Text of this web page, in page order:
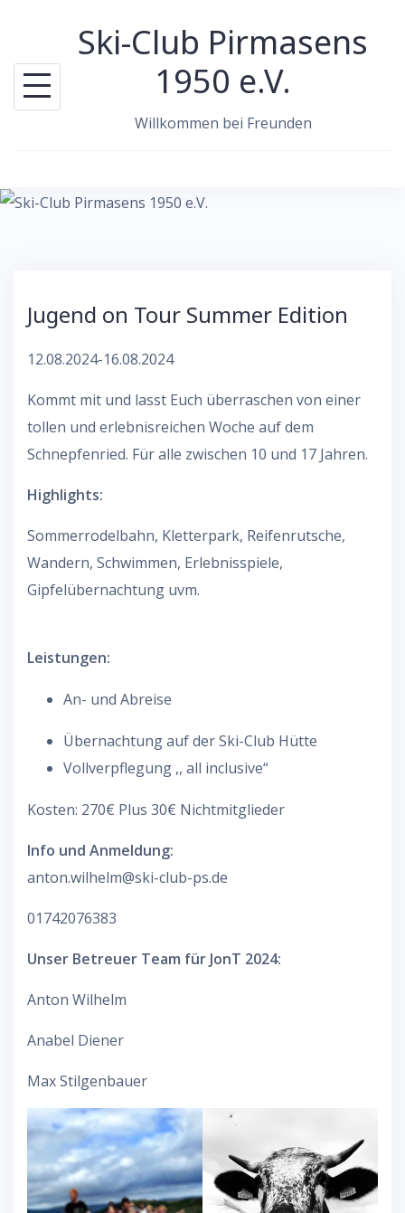
content
Ski-Club Pirmasens
1950 e.V.
Willkommen bei Freunden
Jugend on Tour Summer Edition
12.08.2024-16.08.2024
Kommt mit und lasst Euch überraschen von einer
tollen und erlebnisreichen Woche auf dem
Schnepfenried. Für alle zwischen 10 und 17 Jahren.
Highlights:
Sommerrodelbahn, Kletterpark, Reifenrutsche,
Wandern, Schwimmen, Erlebnisspiele,
Gipfelübernachtung uvm.
Leistungen:
An- und Abreise
Übernachtung auf der Ski-Club Hütte
Vollverpflegung ,, all inclusive“
Kosten: 270€ Plus 30€ Nichtmitglieder
Info und Anmeldung:
anton.wilhelm@ski-club-ps.de
01742076383
Unser Betreuer Team für JonT 2024:
Anton Wilhelm
Anabel Diener
Max Stilgenbauer